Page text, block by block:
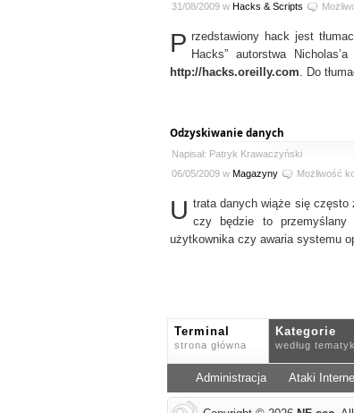
31/08/2009 w Hacks & Scripts
P rzedstawiony hack jest
Hacks” autorstwa
http://hacks.oreilly.com. Do
Odzyskiwanie danych
Napisał: Patryk Krawaczyński
06/05/2009 w Magazyny Możliwość
U trata danych wiąże się często
czy będzie to przemyślany
użytkownika czy awaria systemu
Terminal
strona główna
Kategorie
według
Administracja Ataki